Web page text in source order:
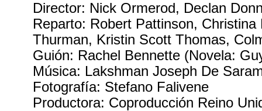
Director: Nick Ormerod, Declan
Reparto: Robert Pattinson, Christina
Thurman, Kristin Scott Thomas,
Guión: Rachel Bennette (Novela:
Música: Lakshman Joseph De
Fotografía: Stefano Falivene
Productora: Coproducción Reino